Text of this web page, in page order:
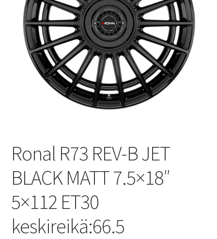
Yhteystiedot
Ronal R73 REV-B JET
BLACK MATT 7.5×18″
5×112 ET30
keskireikä:66.5